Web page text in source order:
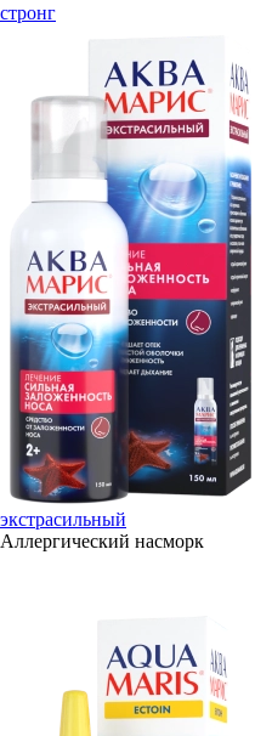
стронг
экстрасильный
Аллергический насморк